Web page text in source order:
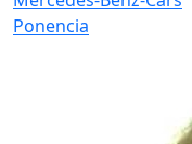
Ponencia